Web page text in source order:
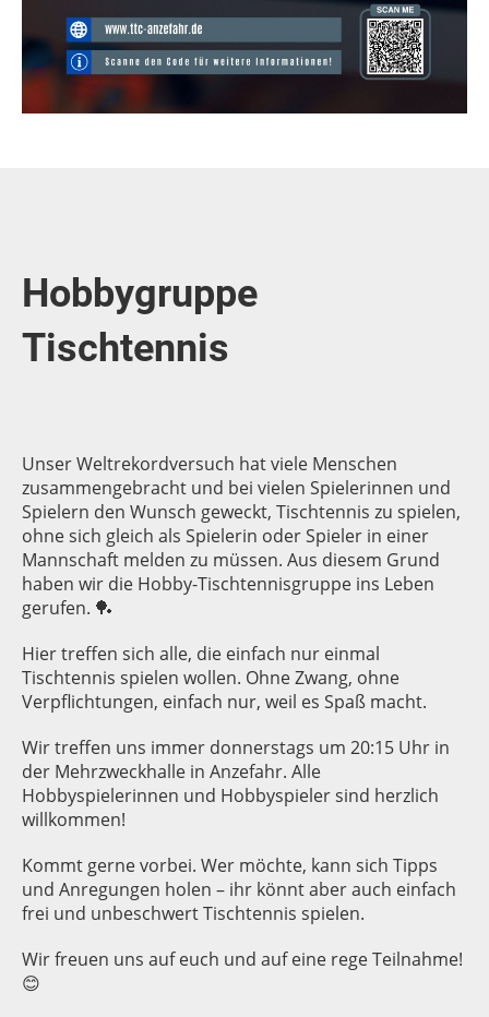
Hobbygruppe
Tischtennis
Unser Weltrekordversuch hat viele Menschen
zusammengebracht und bei vielen Spielerinnen und
Spielern den Wunsch geweckt, Tischtennis zu spielen,
ohne sich gleich als Spielerin oder Spieler in einer
Mannschaft melden zu müssen. Aus diesem Grund
haben wir die Hobby-Tischtennisgruppe ins Leben
gerufen. 🏓
Hier treffen sich alle, die einfach nur einmal
Tischtennis spielen wollen. Ohne Zwang, ohne
Verpflichtungen, einfach nur, weil es Spaß macht.
Wir treffen uns immer donnerstags um 20:15 Uhr in
der Mehrzweckhalle in Anzefahr. Alle
Hobbyspielerinnen und Hobbyspieler sind herzlich
willkommen!
Kommt gerne vorbei. Wer möchte, kann sich Tipps
und Anregungen holen – ihr könnt aber auch einfach
frei und unbeschwert Tischtennis spielen.
Wir freuen uns auf euch und auf eine rege Teilnahme!
😊